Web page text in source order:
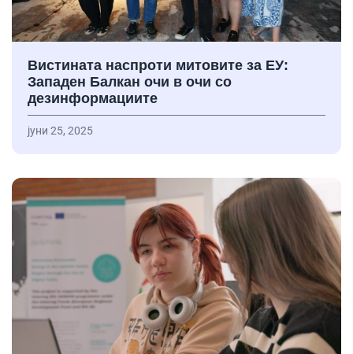
Вистината наспроти митовите за ЕУ:
Западен Балкан очи в очи со
дезинформациите
јуни 25, 2025